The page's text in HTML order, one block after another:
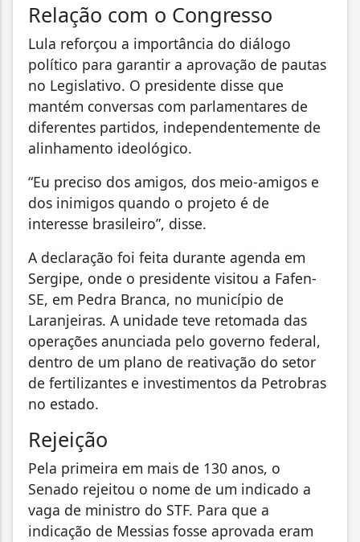
Relação com o Congresso
Lula reforçou a importância do diálogo
político para garantir a aprovação de pautas
no Legislativo. O presidente disse que
mantém conversas com parlamentares de
diferentes partidos, independentemente de
alinhamento ideológico.
“Eu preciso dos amigos, dos meio-amigos e
dos inimigos quando o projeto é de
interesse brasileiro”, disse.
A declaração foi feita durante agenda em
Sergipe, onde o presidente visitou a Fafen-
SE, em Pedra Branca, no município de
Laranjeiras. A unidade teve retomada das
operações anunciada pelo governo federal,
dentro de um plano de reativação do setor
de fertilizantes e investimentos da Petrobras
no estado.
Rejeição
Pela primeira em mais de 130 anos, o
Senado rejeitou o nome de um indicado a
vaga de ministro do STF. Para que a
indicação de Messias fosse aprovada eram